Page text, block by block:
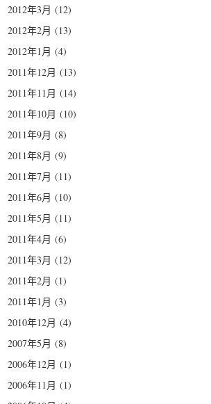
2012年3月 (12)
2012年2月 (13)
2012年1月 (4)
2011年12月 (13)
2011年11月 (14)
2011年10月 (10)
2011年9月 (8)
2011年8月 (9)
2011年7月 (11)
2011年6月 (10)
2011年5月 (11)
2011年4月 (6)
2011年3月 (12)
2011年2月 (1)
2011年1月 (3)
2010年12月 (4)
2007年5月 (8)
2006年12月 (1)
2006年11月 (1)